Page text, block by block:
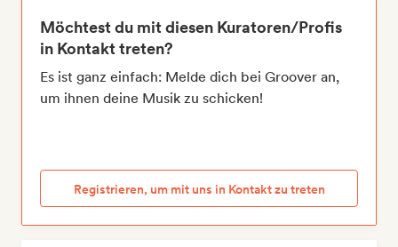
Möchtest du mit diesen Kuratoren/Profis
in Kontakt treten?
Es ist ganz einfach: Melde dich bei Groover an,
um ihnen deine Musik zu schicken!
Registrieren, um mit uns in Kontakt zu treten